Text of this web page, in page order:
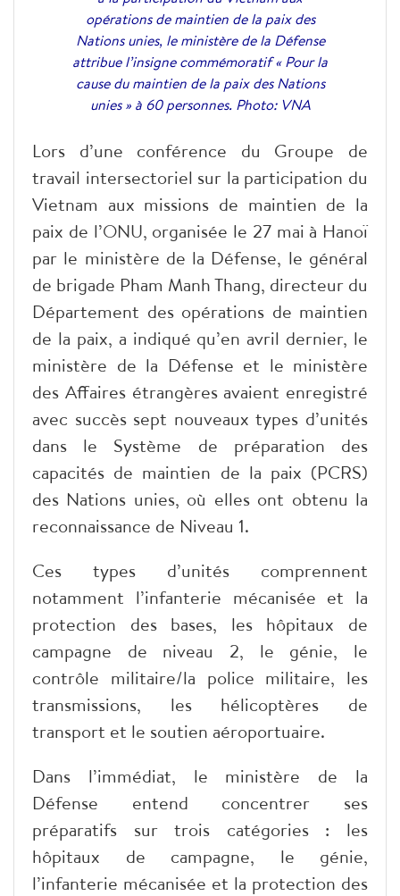
opérations de maintien de la paix des
Nations unies, le ministère de la Défense
attribue l’insigne commémoratif « Pour la
cause du maintien de la paix des Nations
unies » à 60 personnes. Photo: VNA
Lors d’une conférence du Groupe de
travail intersectoriel sur la participation du
Vietnam aux missions de maintien de la
paix de l’ONU, organisée le 27 mai à Hanoï
par le ministère de la Défense, le général
de brigade Pham Manh Thang, directeur du
Département des opérations de maintien
de la paix, a indiqué qu’en avril dernier, le
ministère de la Défense et le ministère
des Affaires étrangères avaient enregistré
avec succès sept nouveaux types d’unités
dans le Système de préparation des
capacités de maintien de la paix (PCRS)
des Nations unies, où elles ont obtenu la
reconnaissance de Niveau 1.
Ces types d’unités comprennent
notamment l’infanterie mécanisée et la
protection des bases, les hôpitaux de
campagne de niveau 2, le génie, le
contrôle militaire/la police militaire, les
transmissions, les hélicoptères de
transport et le soutien aéroportuaire.
Dans l’immédiat, le ministère de la
Défense entend concentrer ses
préparatifs sur trois catégories : les
hôpitaux de campagne, le génie,
l’infanterie mécanisée et la protection des